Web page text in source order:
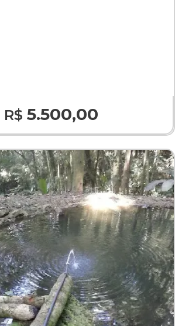
R$ 5.500,00